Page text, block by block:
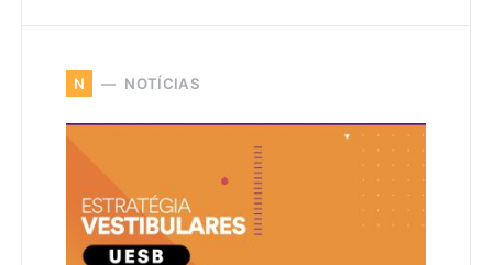
N NOTÍCIAS